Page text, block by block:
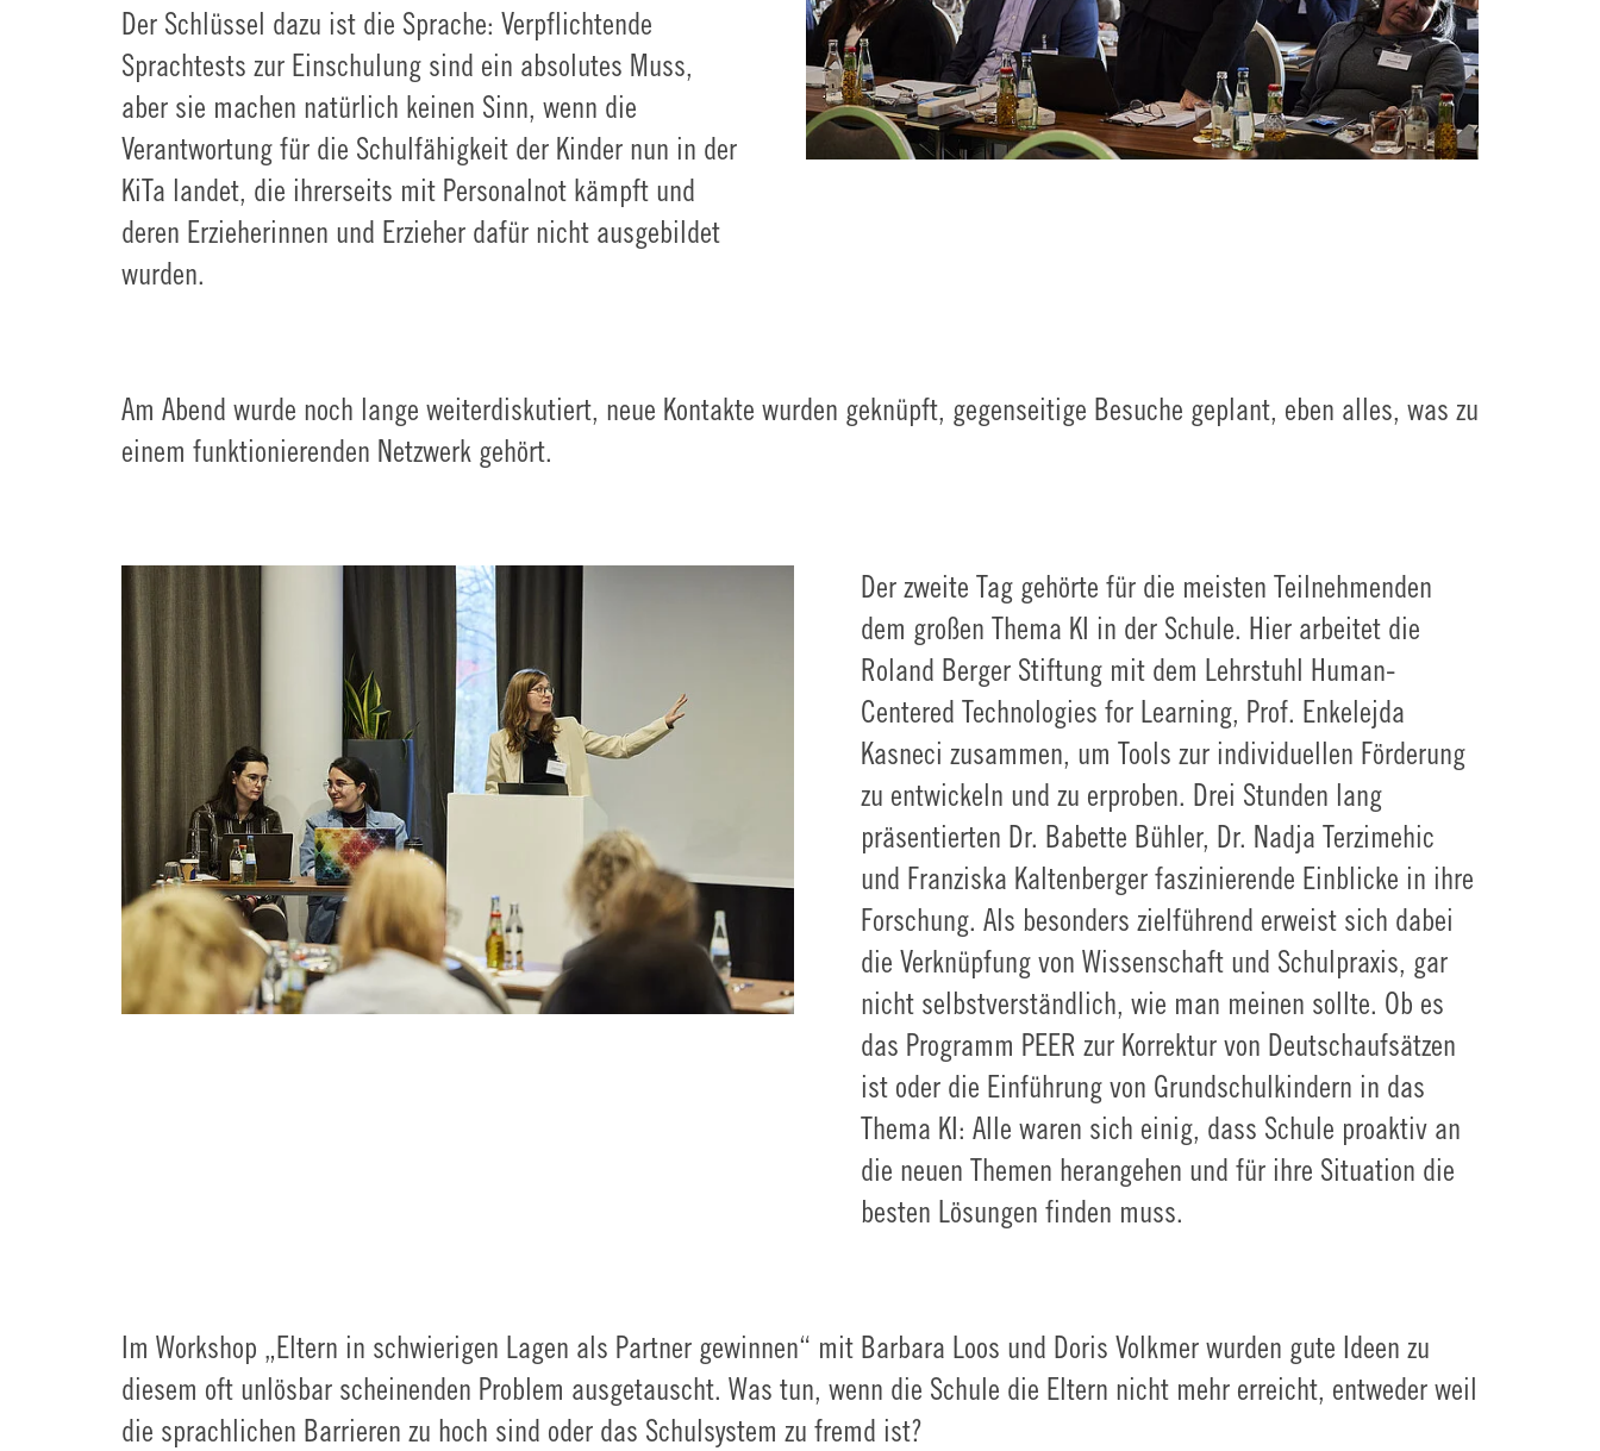
Der Schlüssel dazu ist die Sprache: Verpflichtende
Sprachtests zur Einschulung sind ein absolutes Muss,
aber sie machen natürlich keinen Sinn, wenn die
Verantwortung für die Schulfähigkeit der Kinder nun in der
KiTa landet, die ihrerseits mit Personalnot kämpft und
deren Erzieherinnen und Erzieher dafür nicht ausgebildet
wurden.
Am Abend wurde noch lange weiterdiskutiert, neue Kontakte wurden geknüpft, gegenseitige Besuche geplant, eben alles, was zu
einem funktionierenden Netzwerk gehört.
Der zweite Tag gehörte für die meisten Teilnehmenden
dem großen Thema KI in der Schule. Hier arbeitet die
Roland Berger Stiftung mit dem Lehrstuhl Human-
Centered Technologies for Learning, Prof. Enkelejda
Kasneci zusammen, um Tools zur individuellen Förderung
zu entwickeln und zu erproben. Drei Stunden lang
präsentierten Dr. Babette Bühler, Dr. Nadja Terzimehic
und Franziska Kaltenberger faszinierende Einblicke in ihre
Forschung. Als besonders zielführend erweist sich dabei
die Verknüpfung von Wissenschaft und Schulpraxis, gar
nicht selbstverständlich, wie man meinen sollte. Ob es
das Programm PEER zur Korrektur von Deutschaufsätzen
ist oder die Einführung von Grundschulkindern in das
Thema KI: Alle waren sich einig, dass Schule proaktiv an
die neuen Themen herangehen und für ihre Situation die
besten Lösungen finden muss.
Im Workshop „Eltern in schwierigen Lagen als Partner gewinnen“ mit Barbara Loos und Doris Volkmer wurden gute Ideen zu
diesem oft unlösbar scheinenden Problem ausgetauscht. Was tun, wenn die Schule die Eltern nicht mehr erreicht, entweder weil
die sprachlichen Barrieren zu hoch sind oder das Schulsystem zu fremd ist?